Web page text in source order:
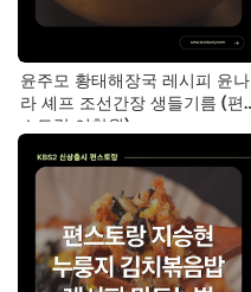
윤주모 황태해장국 레시피 윤나
라 셰프 조선간장 생들기름 (편
스토랑 이찬원)